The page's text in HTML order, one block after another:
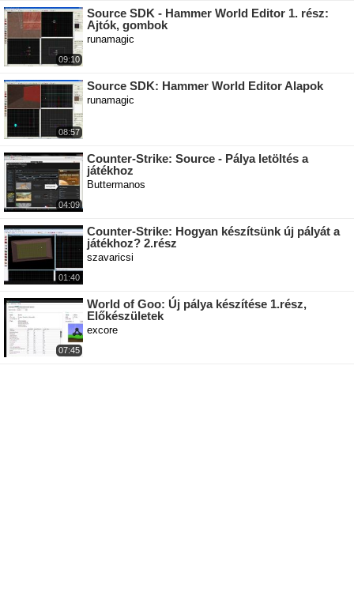
09:10
Source SDK - Hammer World Editor 1. rész:
Ajtók, gombok
runamagic
08:57
Source SDK: Hammer World Editor Alapok
runamagic
04:09
Counter-Strike: Source - Pálya letöltés a
játékhoz
Buttermanos
01:40
Counter-Strike: Hogyan készítsünk új pályát a
játékhoz? 2.rész
szavaricsi
07:45
World of Goo: Új pálya készítése 1.rész,
Előkészületek
excore